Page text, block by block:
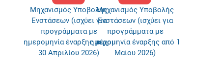
Μηχανισμός Υποβολής
Ενστάσεων (ισχύει για
προγράμματα με
ημερομηνία έναρξης μέχρι
30 Απριλίου 2026)
Μηχανισμός Υποβολής
Ενστάσεων (ισχύει για
προγράμματα με
ημερομηνία έναρξης από 1
Μαίου 2026)